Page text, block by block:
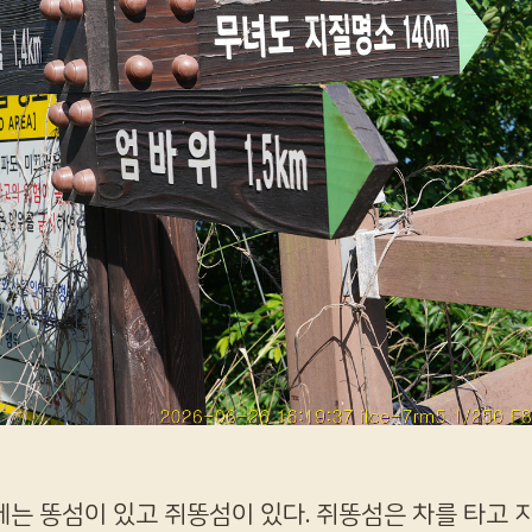
는 똥섬이 있고 쥐똥섬이 있다. 쥐똥섬은 차를 타고